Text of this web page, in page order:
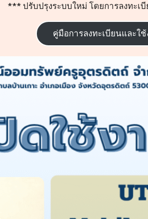
*** ปรับปรุงระบบใหม่ โดยการลงทะเบี
คู่มือการลงทะเบียนและใ